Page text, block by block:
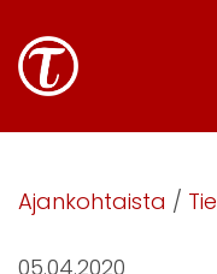
Ajankohtaista /
05.04.2020